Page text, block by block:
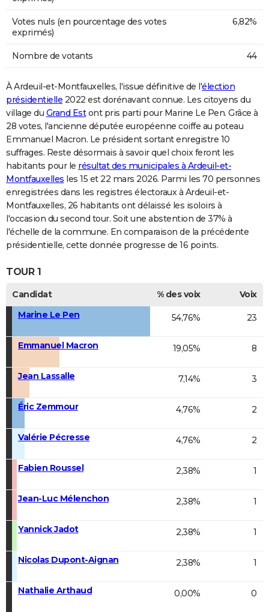
Votes nuls (en pourcentage des votes
exprimés)
6,82%
Nombre de votants 44
À Ardeuil-et-Montfauxelles, l'issue définitive de l'élection
présidentielle 2022 est dorénavant connue. Les citoyens du
village du Grand Estont pris parti pour Marine Le Pen. Grâce à
28 votes, l'ancienne députée européenne coiffe au poteau
Emmanuel Macron. Le président sortant enregistre 10
suffrages. Reste désormais à savoir quel choix feront les
habitants pour le résultat des municipales à Ardeuil-et-
Montfauxelles les 15 et 22 mars 2026. Parmi les 70 personnes
enregistrées dans les registres électoraux à Ardeuil-et-
Montfauxelles, 26 habitants ont délaissé les isoloirs à
l'occasion du second tour. Soit une abstention de 37% à
l'échelle de la commune. En comparaison de la précédente
présidentielle, cette donnée progresse de 16 points.
TOUR 1
Candidat % des voix
Voix
Marine Le Pen
54,76% 23
Emmanuel Macron 19,05% 8
Jean Lassalle 7,14% 3
Éric Zemmour 4,76% 2
Valérie Pécresse 4,76% 2
Fabien Roussel 2,38% 1
Jean-Luc Mélenchon 2,38% 1
Yannick Jadot 2,38% 1
Nicolas Dupont-Aignan 2,38% 1
Nathalie Arthaud 0,00% 0